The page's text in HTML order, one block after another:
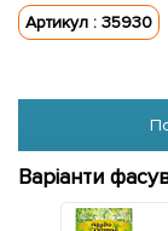
Артикул : 35930
Варіанти